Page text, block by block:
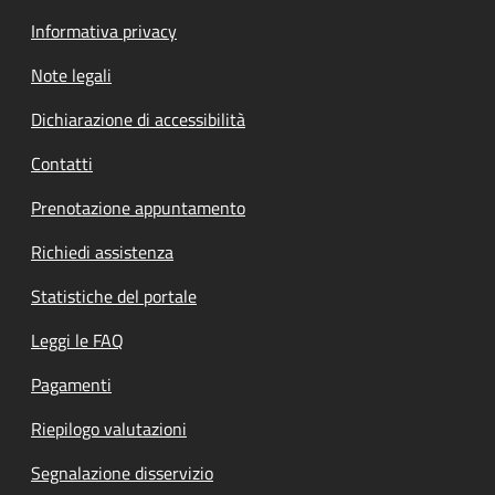
Informativa privacy
Note legali
Dichiarazione di accessibilità
Contatti
Prenotazione appuntamento
Richiedi assistenza
Statistiche del portale
Leggi le FAQ
Pagamenti
Riepilogo valutazioni
Segnalazione disservizio